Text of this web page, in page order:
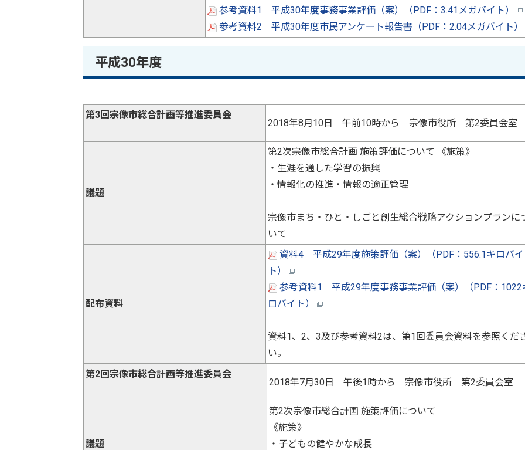
参考資料1 平成30年度事務事業評価（案）（PDF：3.41メガバイト）
参考資料2 平成30年度市民アンケート報告書（PDF：2.04メガバイト）
平成30年度
第3回宗像市総合計画等推進委員会
2018年8月10日 午前10時から 宗像市役所 第2委員会室
議題
第2次宗像市総合計画 施策評価について 《施策》
・生涯を通した学習の振興
・情報化の推進・情報の適正管理
宗像市まち・ひと・しごと創生総合戦略アクションプランに
いて
配布資料
資料4 平成29年度施策評価（案）（PDF：556.1キロバイ
ト）
参考資料1 平成29年度事務事業評価（案）（PDF：1022
ロバイト）
資料1、2、3及び参考資料2は、第1回委員会資料を参照くだ
い。
第2回宗像市総合計画等推進委員会
2018年7月30日 午後1時から 宗像市役所 第2委員会室
議題
第2次宗像市総合計画 施策評価について
《施策》
・子どもの健やかな成長